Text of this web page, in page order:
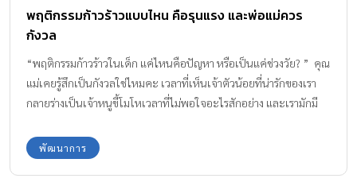
พฤติกรรมก้าวร้าวแบบไหน คือรุนแรง และพ่อแม่ควร
กังวล
“พฤติกรรมก้าวร้าวในเด็ก แค่ไหนคือปัญหา หรือเป็นแค่ช่วงวัย? ” คุณ
แม่เคยรู้สึกเป็นกังวลใช่ไหมคะ เวลาที่เห็นเจ้าตัวน้อยที่น่ารักของเรา
กลายร่างเป็นเจ้าหนูขี้โมโหเวลาที่ไม่พอใจอะไรสักอย่าง และเรามักมี
นี้ผิดปกติไหมนะ แต่ความจริงแล้ว พฤติกรรมก้าวร้าวในเด็กเป็นสิ่งที่
เกิดขึ้นได้ค่ะ เพราะเด็กๆนั้นยังไม่รู้วิธีจัดการกับอารมณ์ของตัวเอง
พัฒนาการ